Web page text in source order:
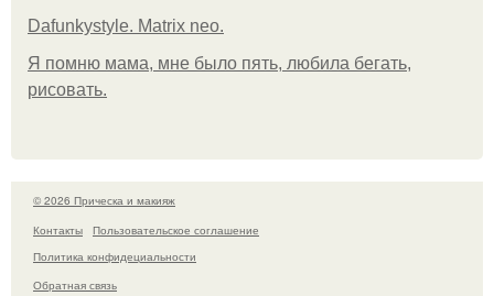
Dafunkystyle. Matrix neo.
Я помню мама, мне было пять, любила бегать,
рисовать.
© 2026 Прическа и макияж
Контакты
Пользовательское соглашение
Политика конфидециальности
Обратная связь